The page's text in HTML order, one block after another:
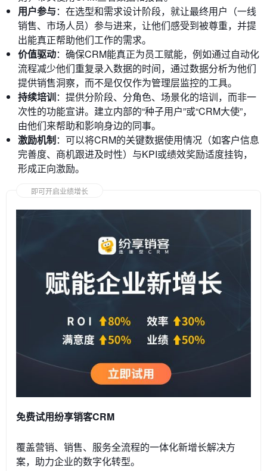
用户参与：在选型和需求设计阶段，就让最终用户（一线
销售、市场人员）参与进来，让他们感受到被尊重，并提
出能真正帮助他们工作的需求。
价值驱动：确保CRM能真正为员工赋能，例如通过自动化
流程减少他们重复录入数据的时间，通过数据分析为他们
提供销售洞察，而不是仅仅作为管理层监控的工具。
持续培训：提供分阶段、分角色、场景化的培训，而非一
次性的功能宣讲。建立内部的“种子用户”或“CRM大使”，
由他们来帮助和影响身边的同事。
激励机制：可以将CRM的关键数据使用情况（如客户信息
完善度、商机跟进及时性）与KPI或绩效奖励适度挂钩，
形成正向激励。
即可开启业绩增长
免费试用纷享销客CRM
覆盖营销、销售、服务全流程的一体化新增长解决方
案，助力企业的数字化转型。